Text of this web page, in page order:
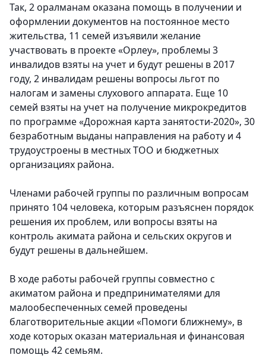
Так, 2 оралманам оказана помощь в получении и
оформлении документов на постоянное место
жительства, 11 семей изъявили желание
участвовать в проекте «Орлеу», проблемы 3
инвалидов взяты на учет и будут решены в 2017
году, 2 инвалидам решены вопросы льгот по
налогам и замены слухового аппарата. Еще 10
семей взяты на учет на получение микрокредитов
по программе «Дорожная карта занятости-2020», 30
безработным выданы направления на работу и 4
трудоустроены в местных ТОО и бюджетных
организациях района.
Членами рабочей группы по различным вопросам
принято 104 человека, которым разъяснен порядок
решения их проблем, или вопросы взяты на
контроль акимата района и сельских округов и
будут решены в дальнейшем.
В ходе работы рабочей группы совместно с
акиматом района и предпринимателями для
малообеспеченных семей проведены
благотворительные акции «Помоги ближнему», в
ходе которых оказан материальная и финансовая
помощь 42 семьям.